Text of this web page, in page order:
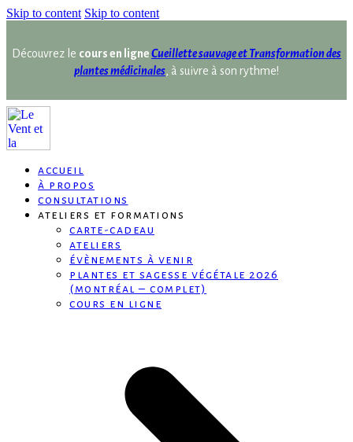
Skip to content Skip to content
Découvrez le cours en ligneCueillette sauvage et Transformation des
plantes médicinales, à suivre à son rythme!
accueil
à propos
consultations
ateliers et formations
carte-cadeau
ateliers
évènements à venir
plantes et sagesse végétale 2026
(montréal – complet)
cours en ligne